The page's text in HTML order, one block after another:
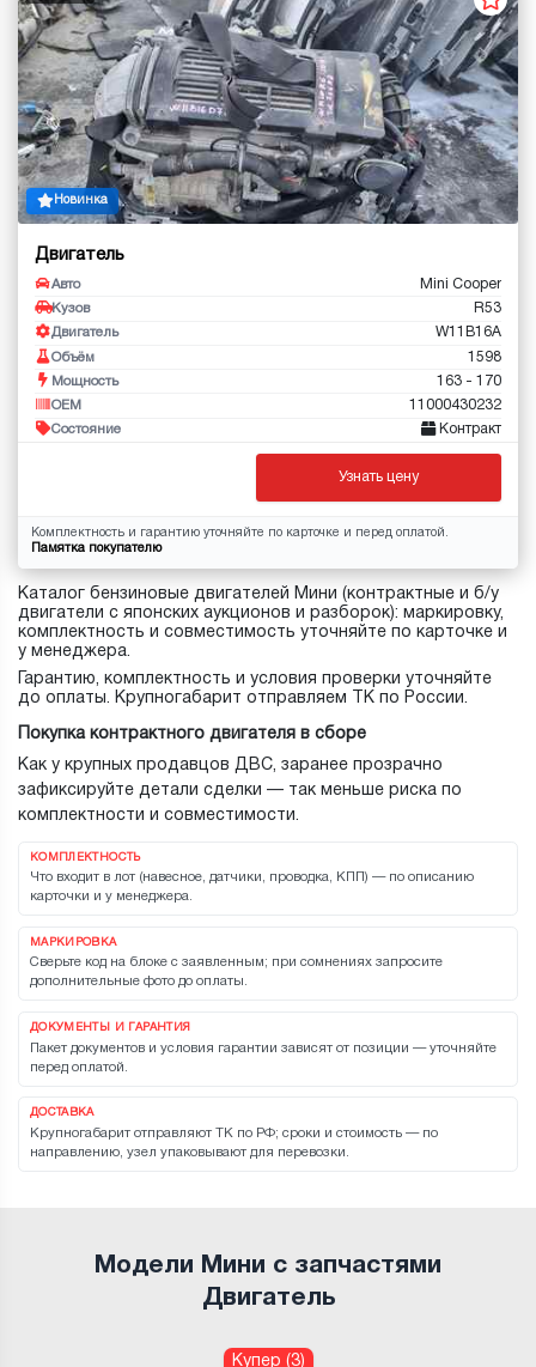
Новинка
Двигатель
Авто Mini Cooper
Кузов R53
Двигатель W11B16A
Объём 1598
Мощность 163 - 170
OEM 11000430232
Состояние Контракт
Узнать цену
Комплектность и гарантию уточняйте по карточке и перед оплатой.
Памятка покупателю
Каталог бензиновые двигателей Мини (контрактные и б/у
двигатели с японских аукционов и разборок): маркировку,
комплектность и совместимость уточняйте по карточке и
у менеджера.
Гарантию, комплектность и условия проверки уточняйте
до оплаты. Крупногабарит отправляем ТК по России.
Покупка контрактного двигателя в сборе
Как у крупных продавцов ДВС, заранее прозрачно
зафиксируйте детали сделки — так меньше риска по
комплектности и совместимости.
КОМПЛЕКТНОСТЬ
Что входит в лот (навесное, датчики, проводка, КПП) — по описанию
карточки и у менеджера.
МАРКИРОВКА
Сверьте код на блоке с заявленным; при сомнениях запросите
дополнительные фото до оплаты.
ДОКУМЕНТЫ И ГАРАНТИЯ
Пакет документов и условия гарантии зависят от позиции — уточняйте
перед оплатой.
ДОСТАВКА
Крупногабарит отправляют ТК по РФ; сроки и стоимость — по
направлению, узел упаковывают для перевозки.
Модели Мини с запчастями
Двигатель
Купер (3)